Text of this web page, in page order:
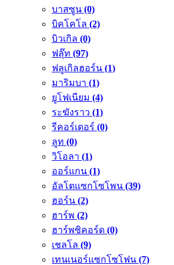
บาสซูน (0)
บิคโคโล (2)
บิวเกิล (0)
ฟลุ๊ท (97)
ฟลูเกิลฮอร์น (1)
มาริมบา (1)
ยูโฟเนียม (4)
ระฆังราว (1)
รีคอร์เดอร์ (0)
ลูท (0)
วิโอลา (1)
ออร์แกน (1)
อัลโตแซกโซโพน (39)
ฮอร์น (2)
ฮาร์พ (2)
ฮาร์พซิคอร์ด (0)
เชลโล (9)
เทนเนอร์แซกโซโฟน (7)